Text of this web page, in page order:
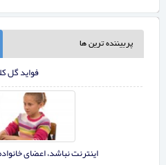
پربیننده ترین ها
فواید گل
اینترنت نباشد، اعضای